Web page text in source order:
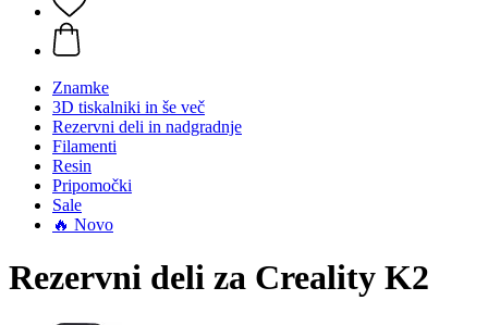
Znamke
3D tiskalniki in še več
Rezervni deli in nadgradnje
Filamenti
Resin
Pripomočki
Sale
🔥 Novo
Rezervni deli za Creality K2